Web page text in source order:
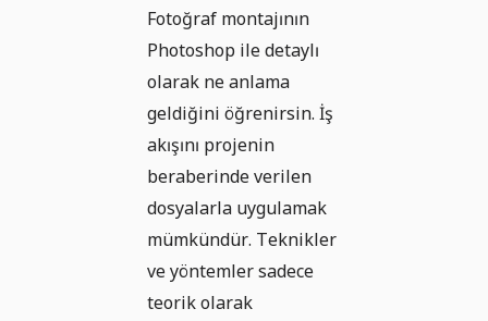
Fotoğraf montajının
Photoshop ile detaylı
olarak ne anlama
geldiğini öğrenirsin. İş
akışını projenin
beraberinde verilen
dosyalarla uygulamak
mümkündür. Teknikler
ve yöntemler sadece
teorik olarak